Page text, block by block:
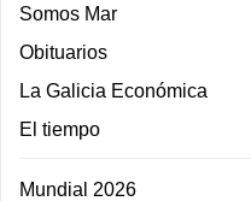
Somos Mar
Obituarios
La Galicia Económica
El tiempo
Mundial 2026